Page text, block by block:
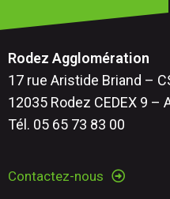
Rodez Agglomération
17 rue Aristide Briand –
12035 Rodez CEDEX 9 –
Tél. 05 65 73 83 00
Contactez-nous